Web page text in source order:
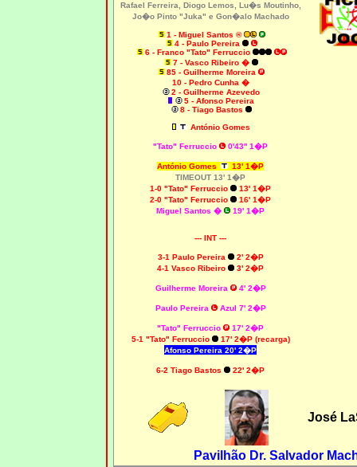
Rafael Ferreira, Diogo Lemos, Lu�s Moutinho,
Jo�o Pinto "Juka" e Gon�alo Machado
1 - Miguel Santos ®
4 - Paulo Pereira
6 - Franco "Tato" Ferruccio
7 - Vasco Ribeiro �
85 - Guilherme Moreira
10 - Pedro Cunha �
2 - Guilherme Azevedo
5 - Afonso Pereira
8 - Tiago Bastos
António Gomes
"Tato" Ferruccio 0'43'' 1�P
António Gomes
13' 1�P
TIMEOUT 13' 1�P
1-0 "Tato" Ferruccio
13' 1�P
2-0 "Tato" Ferruccio
16' 1�P
Miguel Santos �
19' 1�P
--- INT ---
3-1 Paulo Pereira
2' 2�P
4-1 Vasco Ribeiro
3' 2�P
Guilherme Moreira 4' 2�P
Paulo Pereira Azul 7' 2�P
"Tato" Ferruccio
17' 2�P
5-1 "Tato" Ferruccio
17' 2�P (recarga)
Afonso Pereira 20' 2�P
6-2 Tiago Bastos 22' 2�P
José
Pavilhão Dr. Salvador